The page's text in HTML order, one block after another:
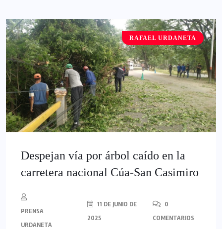
RAFAEL URDANETA
Despejan vía por árbol caído en la
carretera nacional Cúa-San Casimiro
PRENSA
URDANETA
11 DE JUNIO DE
2025
0
COMENTARIOS